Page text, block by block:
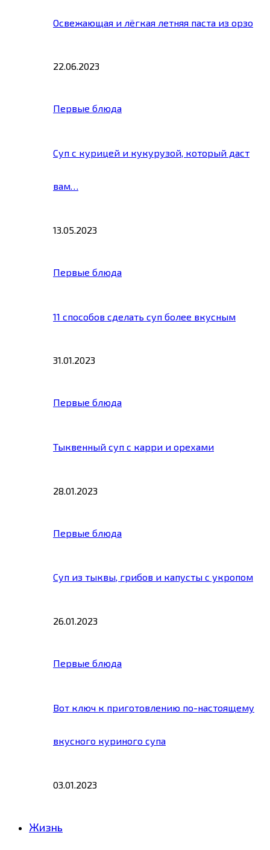
Освежающая и лёгкая летняя паста из орзо
22.06.2023
Первые блюда
Суп с курицей и кукурузой, который даст
вам…
13.05.2023
Первые блюда
11 способов сделать суп более вкусным
31.01.2023
Первые блюда
Тыквенный суп с карри и орехами
28.01.2023
Первые блюда
Суп из тыквы, грибов и капусты с укропом
26.01.2023
Первые блюда
Вот ключ к приготовлению по-настоящему
вкусного куриного супа
03.01.2023
Жизнь